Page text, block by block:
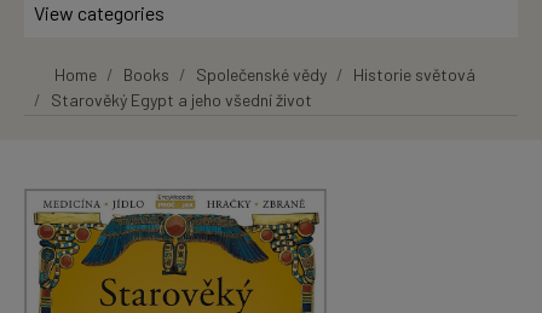
View categories
Home Books Společenské vědy
Historie světová
Starověký Egypt a jeho všední život